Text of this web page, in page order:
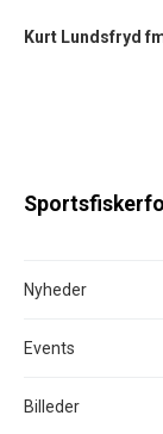
Kurt Lundsfryd
Nyheder
Events
Billeder